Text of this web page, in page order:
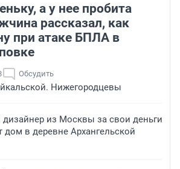
а у нее пробита
рассказал, как
при атаке БПЛА в
Обсудить
Нижегородцевы
дизайнер из Москвы за свои деньги
дом в деревне Архангельской